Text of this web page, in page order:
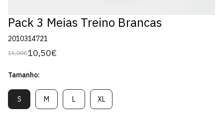
Pack 3 Meias Treino Brancas
2010314721
Preço
15,00€
Preço
venda
10,50€
Tamanho:
SVariante
Esgotada
MVariante
Esgotada
LVariante
Esgotada
XLVariante
Esgotada